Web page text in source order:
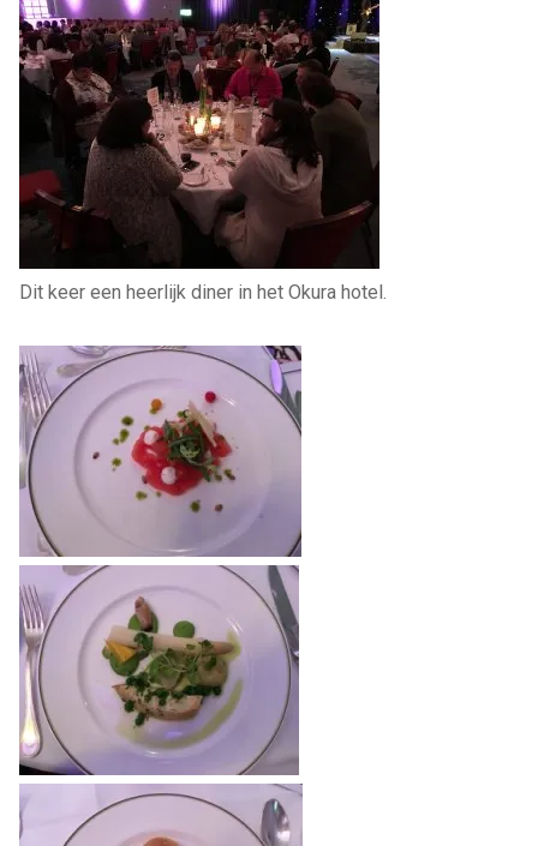
Dit keer een heerlijk diner in het Okura hotel.